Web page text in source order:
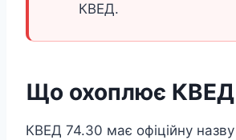
КВЕД.
Що охоплює
КВЕД 74.30 має офіційну